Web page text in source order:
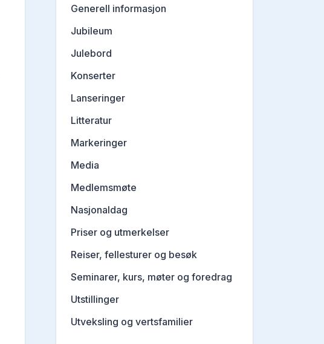
Generell informasjon
Jubileum
Julebord
Konserter
Lanseringer
Litteratur
Markeringer
Media
Medlemsmøte
Nasjonaldag
Priser og utmerkelser
Reiser, fellesturer og besøk
Seminarer, kurs, møter og foredrag
Utstillinger
Utveksling og vertsfamilier